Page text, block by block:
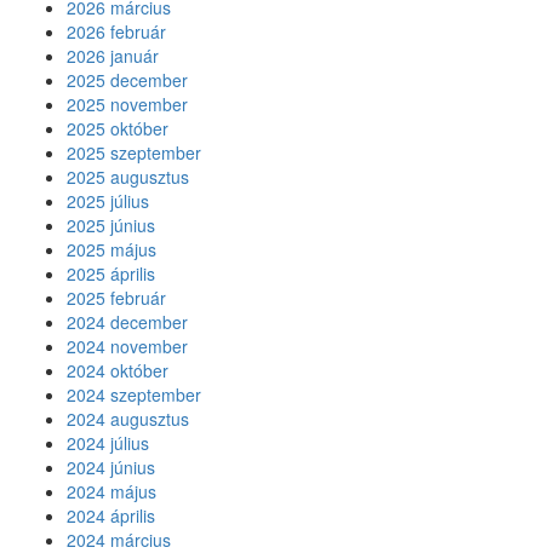
n
F
l
y
-
b
a
2026 március
2026 február
2026 január
2025 december
2025 november
2025 október
2025 szeptember
2025 augusztus
2025 július
2025 június
2025 május
2025 április
2025 február
2024 december
2024 november
2024 október
2024 szeptember
2024 augusztus
2024 július
2024 június
2024 május
2024 április
2024 március